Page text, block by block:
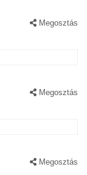
Megosztás
Megosztás
Megosztás